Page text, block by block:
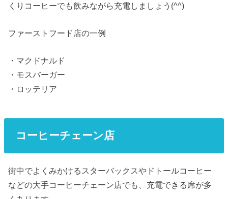
くりコーヒーでも飲みながら充電しましょう(^^)
ファーストフード店の一例
・マクドナルド
・モスバーガー
・ロッテリア
コーヒーチェーン店
街中でよくみかけるスターバックスやドトールコーヒー
などの大手コーヒーチェーン店でも、充電できる席が多